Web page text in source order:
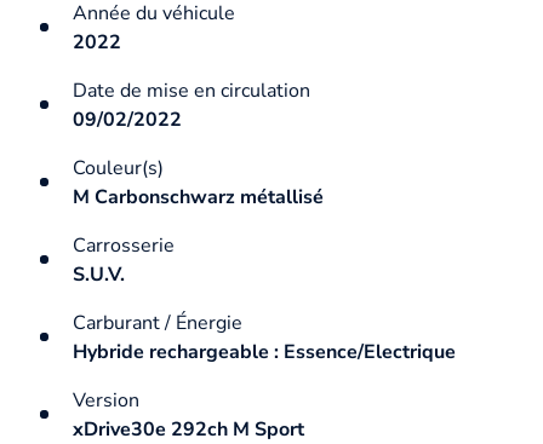
Année du véhicule
2022
Date de mise en circulation
09/02/2022
Couleur(s)
M Carbonschwarz métallisé
Carrosserie
S.U.V.
Carburant / Énergie
Hybride rechargeable : Essence/Electrique
Version
xDrive30e 292ch M Sport